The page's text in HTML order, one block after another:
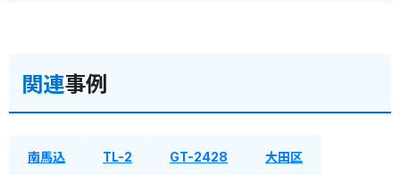
関連事例
南馬込 TL-2 GT-2428 大田区